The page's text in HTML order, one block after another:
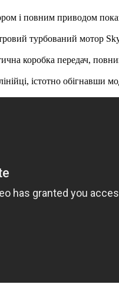
і повним приводом
турбований мотор
коробка передач,
істотно обігнавши